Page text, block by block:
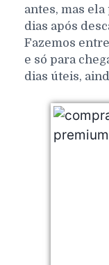
antes, mas ela
dias após
Fazemos
e só para
dias úteis,